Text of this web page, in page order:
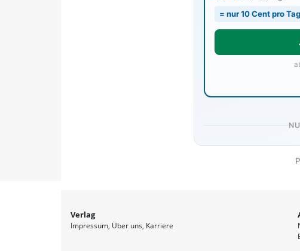
= nur 10 Cent pro Tag
Verlag
Impressum Über uns Karriere